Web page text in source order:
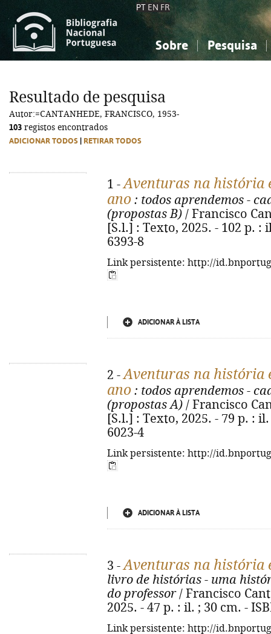
PT EN FR
Sobre Pesquisa
Ciências sociais...
Ciências sociais...
Resultado de pesquisa
Autor:=CANTANHEDE, FRANCISCO, 1953-
103 registos encontrados
ADICIONAR TODOS RETIRAR TODOS
1 -Aventuras na história
ano : todos aprendemos -
(propostas B) / Francisco
[S.l.] : Texto, 2025. - 102 p. :
6393-8
Link persistente: http://
ADICIONAR À LISTA
2 -Aventuras na história
ano : todos aprendemos -
(propostas A) / Francisco
[S.l.] : Texto, 2025. - 79 p. :
6023-4
Link persistente: http://
ADICIONAR À LISTA
3 -Aventuras na história
livro de histórias - uma
do professor/ Francisco
2025. - 47 p. : il. ; 30 cm. -
Link persistente: http://